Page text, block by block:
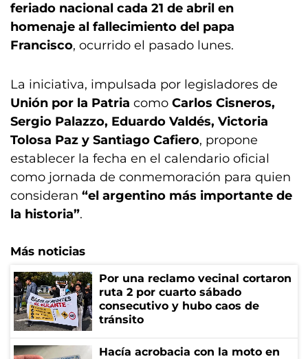
feriado nacional cada 21 de abril en
homenaje al fallecimiento del papa
Francisco, ocurrido el pasado lunes.
La iniciativa, impulsada por legisladores de
Unión por la Patria como Carlos Cisneros,
Sergio Palazzo, Eduardo Valdés, Victoria
Tolosa Paz y Santiago Cafiero, propone
establecer la fecha en el calendario oficial
como jornada de conmemoración para quien
consideran “el argentino más importante de
la historia”.
Más noticias
Por una reclamo vecinal cortaron
ruta 2 por cuarto sábado
consecutivo y hubo caos de
tránsito
Hacía acrobacia con la moto en